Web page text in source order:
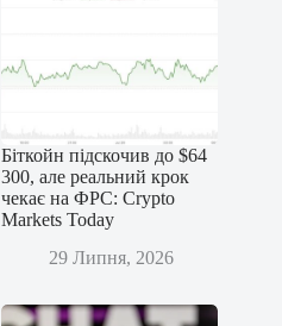
Біткойн підскочив до $64
300, але реальний крок
чекає на ФРС: Crypto
Markets Today
29 Липня, 2026